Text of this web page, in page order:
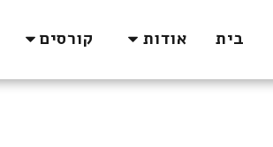
בית אודות קורסים